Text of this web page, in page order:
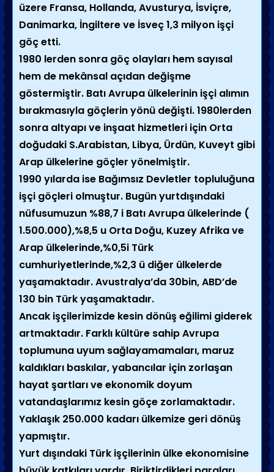
üzere Fransa, Hollanda, Avusturya, İsviçre,
Danimarka, İngiltere ve İsveç 1,3 milyon işçi
göç etti.
1980 lerden sonra göç olayları hem sayısal
hem de mekânsal açıdan değişme
göstermiştir. Batı Avrupa ülkelerinin işçi alımın
bırakmasıyla göçlerin yönü değişti. 1980lerden
sonra altyapı ve inşaat hizmetleri için Orta
doğudaki S.Arabistan, Libya, Ürdün, Kuveyt gibi
Arap ülkelerine göçler yönelmiştir.
1990 yılarda ise Bağımsız Devletler topluluğuna
işçi göçleri olmuştur. Bugün yurtdışındaki
nüfusumuzun %88,7 i Batı Avrupa ülkelerinde (
1.500.000),%8,5 u Orta Doğu, Kuzey Afrika ve
Arap ülkelerinde,%0,5i Türk
cumhuriyetlerinde,%2,3 ü diğer ülkelerde
yaşamaktadır. Avustralya’da 30bin, ABD’de
130 bin Türk yaşamaktadır.
Ancak işçilerimizde kesin dönüş eğilimi giderek
artmaktadır. Farklı kültüre sahip Avrupa
toplumuna uyum sağlayamamaları, maruz
kaldıkları baskılar, yabancılar için zorlaşan
hayat şartları ve ekonomik doyum
vatandaşlarımız kesin göçe zorlamaktadır.
Yaklaşık 250.000 kadarı ülkemize geri dönüş
yapmıştır.
Yurt dışındaki Türk işçilerinin ülke ekonomisine